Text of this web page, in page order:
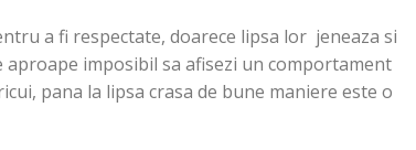
a fi respectate, doarece lipsa lor jeneaza si
aproape imposibil sa afisezi un comportament
pana la lipsa crasa de bune maniere este o